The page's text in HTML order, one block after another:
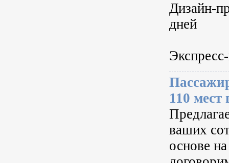
Дизайн-
дней
110 мест
ваших
основе